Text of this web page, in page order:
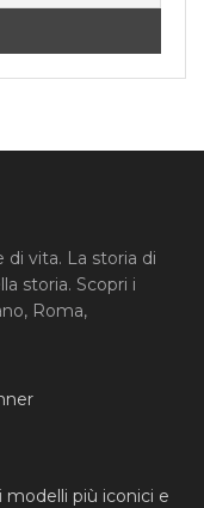
vita. La storia di
storia. Scopri i
Roma,
modelli più iconici e